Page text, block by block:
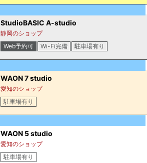
StudioBASIC A-studio
静岡のショップ
Web予約可
Wi-Fi完備
駐車場有り
WAON 7 studio
愛知のショップ
駐車場有り
WAON 5 studio
愛知のショップ
駐車場有り